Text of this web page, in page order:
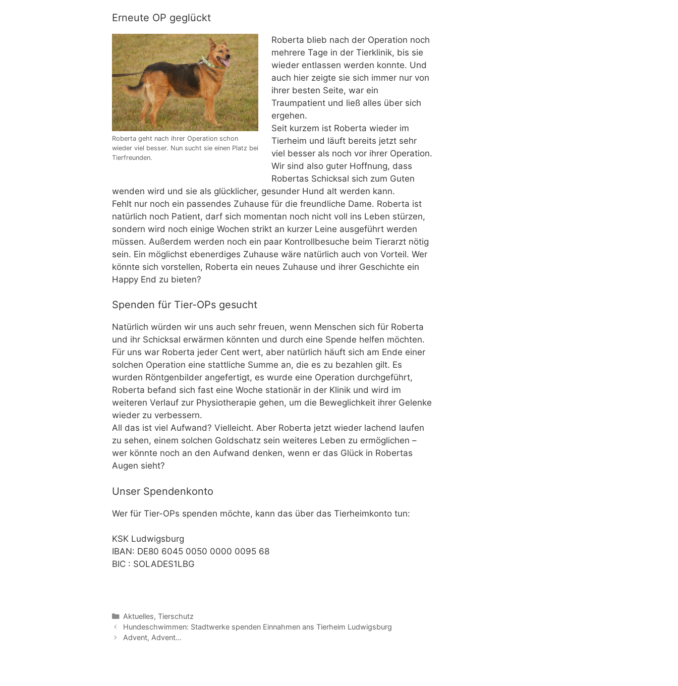
Erneute OP geglückt
Roberta geht nach ihrer Operation schon
wieder viel besser. Nun sucht sie einen Platz bei
Tierfreunden.
Roberta blieb nach der Operation noch
mehrere Tage in der Tierklinik, bis sie
wieder entlassen werden konnte. Und
auch hier zeigte sie sich immer nur von
ihrer besten Seite, war ein
Traumpatient und ließ alles über sich
ergehen.
Seit kurzem ist Roberta wieder im
Tierheim und läuft bereits jetzt sehr
viel besser als noch vor ihrer Operation.
Wir sind also guter Hoffnung, dass
Robertas Schicksal sich zum Guten
wenden wird und sie als glücklicher, gesunder Hund alt werden kann.
Fehlt nur noch ein passendes Zuhause für die freundliche Dame. Roberta ist
natürlich noch Patient, darf sich momentan noch nicht voll ins Leben stürzen,
sondern wird noch einige Wochen strikt an kurzer Leine ausgeführt werden
müssen. Außerdem werden noch ein paar Kontrollbesuche beim Tierarzt nötig
sein. Ein möglichst ebenerdiges Zuhause wäre natürlich auch von Vorteil. Wer
könnte sich vorstellen, Roberta ein neues Zuhause und ihrer Geschichte ein
Happy End zu bieten?
Spenden für Tier-OPs gesucht
Natürlich würden wir uns auch sehr freuen, wenn Menschen sich für Roberta
und ihr Schicksal erwärmen könnten und durch eine Spende helfen möchten.
Für uns war Roberta jeder Cent wert, aber natürlich häuft sich am Ende einer
solchen Operation eine stattliche Summe an, die es zu bezahlen gilt. Es
wurden Röntgenbilder angefertigt, es wurde eine Operation durchgeführt,
Roberta befand sich fast eine Woche stationär in der Klinik und wird im
weiteren Verlauf zur Physiotherapie gehen, um die Beweglichkeit ihrer Gelenke
wieder zu verbessern.
All das ist viel Aufwand? Vielleicht. Aber Roberta jetzt wieder lachend laufen
zu sehen, einem solchen Goldschatz sein weiteres Leben zu ermöglichen –
wer könnte noch an den Aufwand denken, wenn er das Glück in Robertas
Augen sieht?
Unser Spendenkonto
Wer für Tier-OPs spenden möchte, kann das über das Tierheimkonto tun:
KSK Ludwigsburg
IBAN: DE80 6045 0050 0000 0095 68
BIC : SOLADES1LBG
Kategorien
Aktuelles, Tierschutz
Beitrags-
Navigation
Hundeschwimmen: Stadtwerke spenden Einnahmen ans Tierheim Ludwigsburg
Advent, Advent…